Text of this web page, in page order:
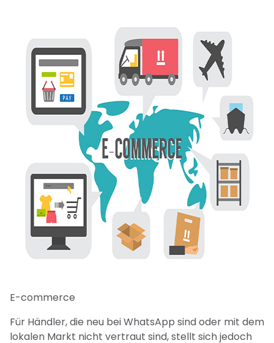
E-commerce
Für Händler, die neu bei WhatsApp sind oder mit dem
lokalen Markt nicht vertraut sind, stellt sich jedoch